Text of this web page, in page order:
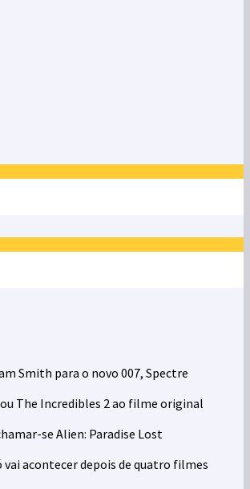
Smith para o novo 007, Spectre
The Incredibles 2 ao filme original
se Alien: Paradise Lost
vai acontecer depois de quatro filmes